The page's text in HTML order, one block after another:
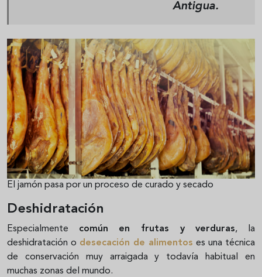
Antigua.
El jamón pasa por un proceso de curado y secado
Deshidratación
Especialmente común en frutas y verduras, la
deshidratación o desecación de alimentos es una técnica
de conservación muy arraigada y todavía habitual en
muchas zonas del mundo.